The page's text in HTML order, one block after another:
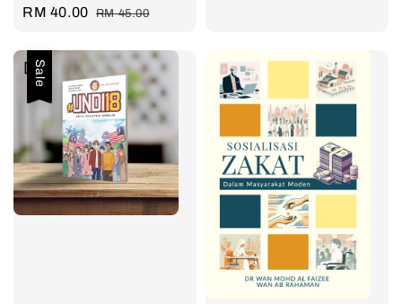
Sale
RM 40.00 Regular
RM 45.00
Sale